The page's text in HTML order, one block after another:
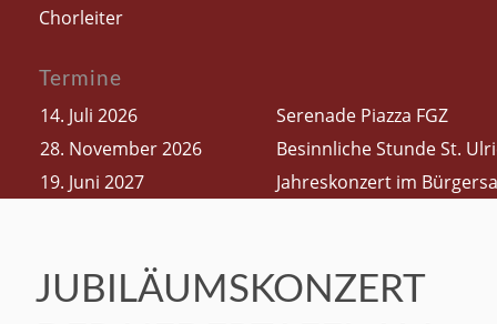
Chorleiter
Termine
14. Juli 2026
Serenade Piazza FGZ
28. November 2026
Besinnliche Stunde St.
19. Juni 2027
Jahreskonzert im
JUBILÄUMSKONZERT